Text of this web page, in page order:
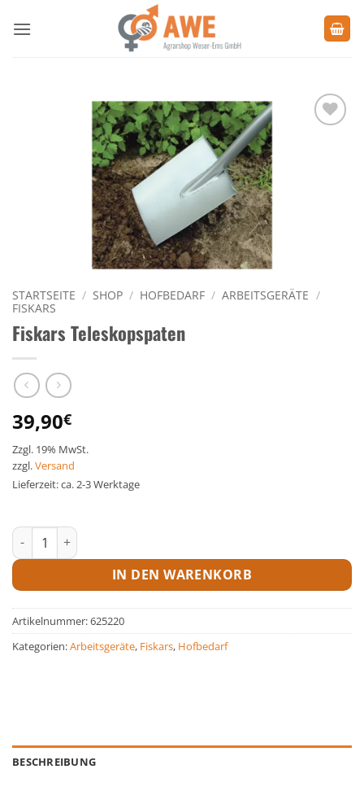
Inhalt
STARTSEITE / SHOP / HOFBEDARF / ARBEITSGERÄTE /
FISKARS
Fiskars Teleskopspaten
39,90€
Zzgl. 19% MwSt.
zzgl.Versand
Lieferzeit: ca. 2-3 Werktage
Fiskars Teleskopspaten Menge
IN DEN WARENKORB
Artikelnummer:625220
Kategorien:Arbeitsgeräte, Fiskars, Hofbedarf
BESCHREIBUNG